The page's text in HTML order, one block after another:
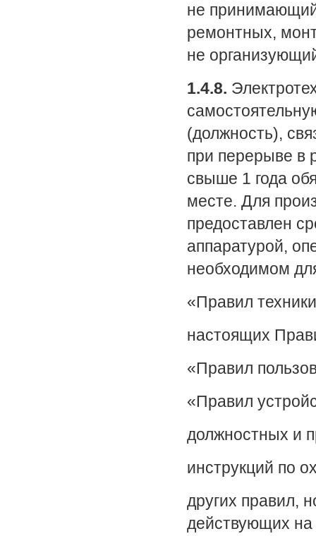
не принимающий
ремонтных,
не
1.4.8.
(должность),
при перерыве в
свыше 1 года
месте. Для
предоставлен
аппаратурой,
необходимом
«Правил
настоящих
«Правил
«Правил
должностных и
инструкций по
других правил,
действующих